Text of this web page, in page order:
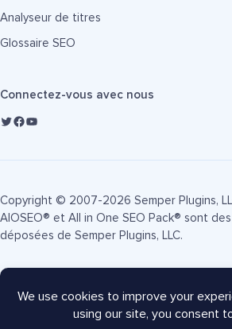
Analyseur de titres
Glossaire SEO
Connectez-vous avec nous
Copyright © 2007-2026 Semper Plugins,
AIOSEO® et All in One SEO Pack® sont
déposées de Semper Plugins, LLC.
Conditions d'utilisation
Divulgation FTC
Plan du site Coupon